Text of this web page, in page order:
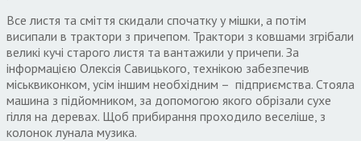
Все листя та сміття скидали спочатку у мішки, а потім
висипали в трактори з причепом. Трактори з ковшами згрібали
великі кучі старого листя та вантажили у причепи. За
інформацією Олексія Савицького, технікою забезпечив
міськвиконком, усім іншим необхідним – підприємства. Стояла
машина з підйомником, за допомогою якого обрізали сухе
гілля на деревах. Щоб прибирання проходило веселіше, з
колонок лунала музика.